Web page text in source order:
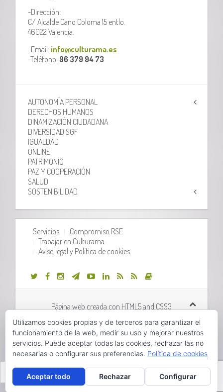
-Dirección:
C/ Alcalde Cano Coloma 15 entlo.
46022 Valencia.
-Email: info@culturama.es
-Teléfono: 96 379 94 73
AUTONOMÍA PERSONAL
DERECHOS HUMANOS
DINAMIZACIÓN CIUDADANA
DIVERSIDAD SGF
IGUALDAD
ONLINE
PATRIMONIO
PAZ Y COOPERACIÓN
SALUD
SOSTENIBILIDAD
Servicios
Compromiso RSE
Trabajar en Culturama
Aviso legal y Política de cookies
Página web creada con HTML5 and CSS3
Desarrollo web realizado porOrix Systems
Valencià Castellano
Utilizamos cookies propias y de terceros para garantizar el
funcionamiento de la web, medir su uso y mejorar nuestros
servicios. Puede aceptar todas las cookies, rechazar las no
necesarias o configurar sus preferencias. Política de cookies
Aceptar todo Rechazar Configurar